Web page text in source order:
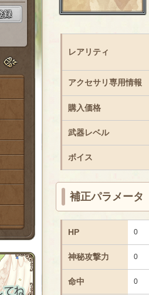
レアリティ
アクセサリ専用情報
購入価格
武器レベル
ボイス
補正パラメータ
HP 0
神秘攻撃力 0
命中 0